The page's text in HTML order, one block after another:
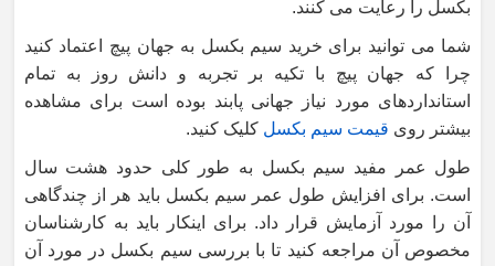
بکسل را رعایت می کنند.
شما می توانید برای خرید سیم بکسل به جهان پیچ اعتماد کنید
چرا که جهان پیچ با تکیه بر تجربه و دانش روز به تمام
استانداردهای مورد نیاز جهانی پابند بوده است برای مشاهده
بیشتر روی قیمت سیم بکسل کلیک کنید.
طول عمر مفید سیم بکسل به طور کلی حدود هشت سال
است. برای افزایش طول عمر سیم بکسل باید هر از چندگاهی
آن را مورد آزمایش قرار داد. برای اینکار باید به کارشناسان
مخصوص آن مراجعه کنید تا با بررسی سیم بکسل در مورد آن